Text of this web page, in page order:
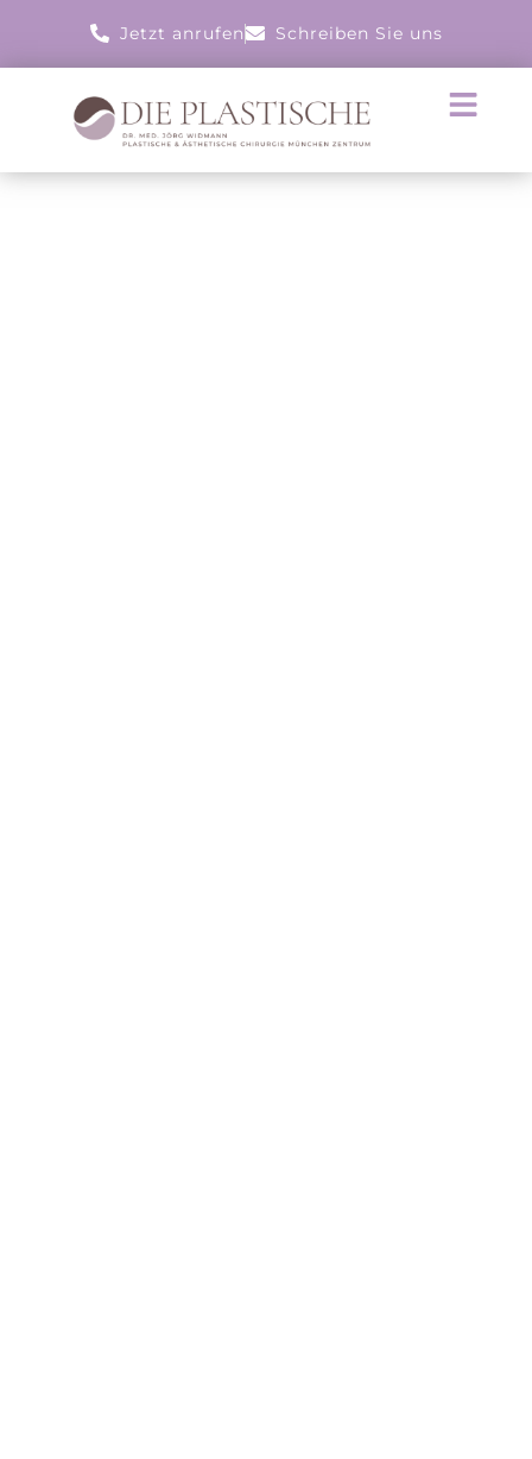
Jetzt anrufen Schreiben Sie uns